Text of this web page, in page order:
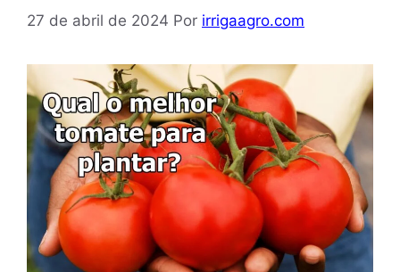
27 de abril de 2024 Por irrigaagro.com